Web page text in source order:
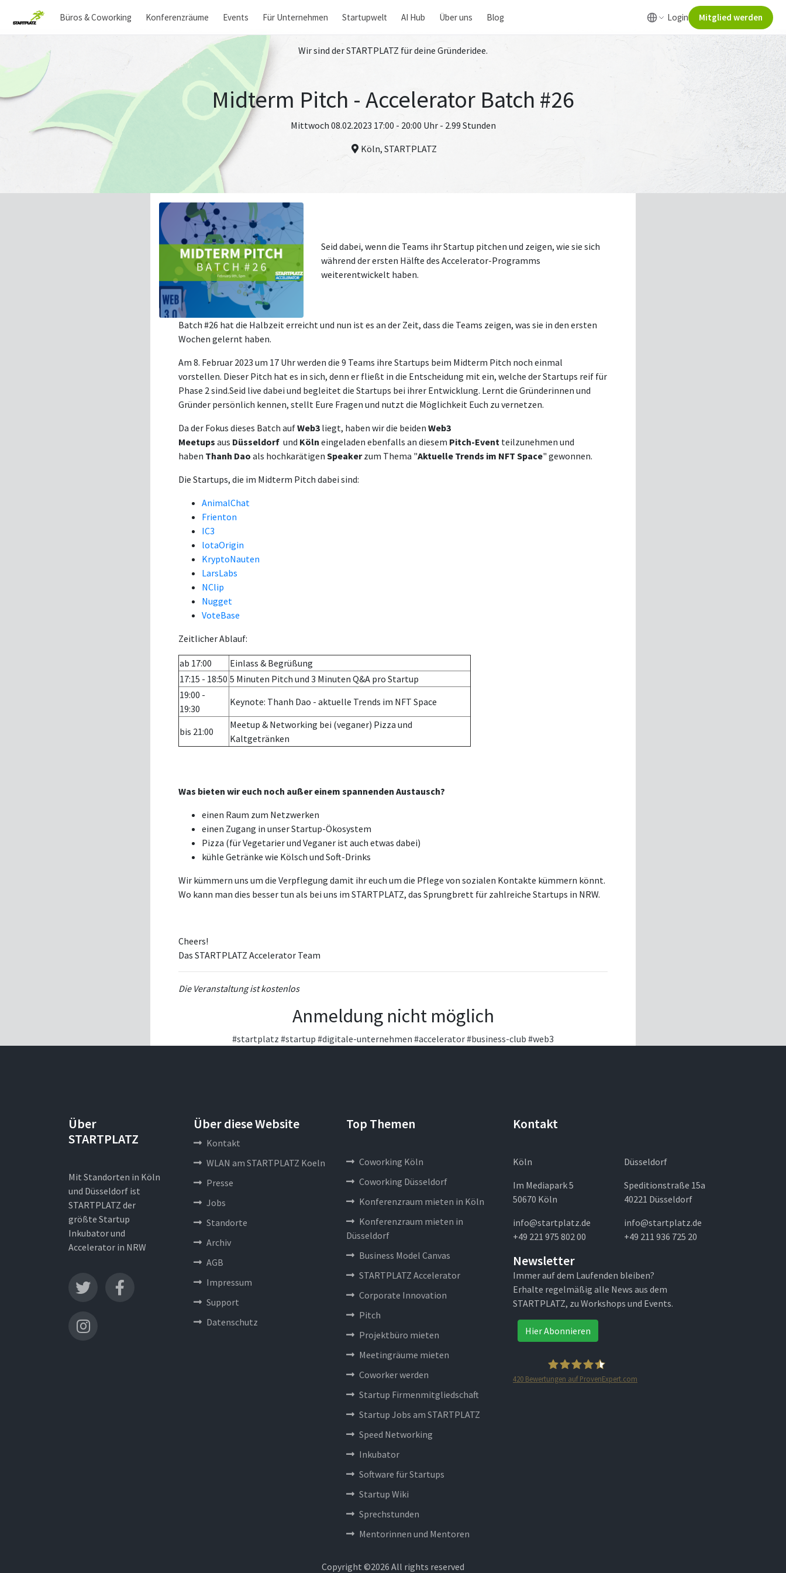
Büros & Coworking Konferenzräume Events Für Unternehmen Startupwelt AI Hub Über uns Blog Login Mitglied werden
Wir sind der STARTPLATZ für deine Gründeridee.
Midterm Pitch - Accelerator Batch #26
Mittwoch 08.02.2023 17:00 - 20:00 Uhr - 2.99 Stunden
Köln, STARTPLATZ
Seid dabei, wenn die Teams ihr Startup pitchen und zeigen, wie sie sich
während der ersten Hälfte des Accelerator-Programms
weiterentwickelt haben.
Batch #26 hat die Halbzeit erreicht und nun ist es an der Zeit, dass die Teams zeigen, was sie in den ersten
Wochen gelernt haben.
Am 8. Februar 2023 um 17 Uhr werden die 9 Teams ihre Startups beim Midterm Pitch noch einmal
vorstellen. Dieser Pitch hat es in sich, denn er fließt in die Entscheidung mit ein, welche der Startups reif für
Phase 2 sind.Seid live dabei und begleitet die Startups bei ihrer Entwicklung. Lernt die Gründerinnen und
Gründer persönlich kennen, stellt Eure Fragen und nutzt die Möglichkeit Euch zu vernetzen.
Da der Fokus dieses Batch aufWeb3 liegt, haben wir die beiden Web3
Meetups aus Düsseldorf und Köln eingeladen ebenfalls an diesem Pitch-Event teilzunehmen und
haben Thanh Dao als hochkarätigen Speakerzum Thema "Aktuelle Trends im NFT Space" gewonnen.
Die Startups, die im Midterm Pitch dabei sind:
AnimalChat
Frienton
IC3
lotaOrigin
KryptoNauten
LarsLabs
NClip
Nugget
VoteBase
Zeitlicher Ablauf:
ab 17:00
Einlass & Begrüßung
17:15 - 18:50 5 Minuten Pitch und 3 Minuten Q&A pro Startup
19:00 -
19:30
Keynote: Thanh Dao - aktuelle Trends im NFT Space
bis 21:00
Meetup & Networking bei (veganer) Pizza und
Kaltgetränken
Was bieten wir euch noch außer einem spannenden Austausch?
einen Raum zum Netzwerken
einen Zugang in unser Startup-Ökosystem
Pizza (für Vegetarier und Veganer ist auch etwas dabei)
kühle Getränke wie Kölsch und Soft-Drinks
Wir kümmern uns um die Verpflegung damit ihr euch um die Pflege von sozialen Kontakte kümmern könnt.
Wo kann man dies besser tun als bei uns im STARTPLATZ, das Sprungbrett für zahlreiche Startups in NRW.
Cheers!
Das STARTPLATZ Accelerator Team
Die Veranstaltung ist kostenlos
Anmeldung nicht möglich
#startplatz #startup #digitale-unternehmen #accelerator#business-club #web3
Über
STARTPLATZ
Mit Standorten in Köln
und Düsseldorf ist
STARTPLATZ der
größte Startup
Inkubator und
Accelerator in NRW
Über diese Website
Kontakt
WLAN am STARTPLATZ Koeln
Presse
Jobs
Standorte
Archiv
AGB
Impressum
Support
Datenschutz
Top Themen
Coworking Köln
Coworking Düsseldorf
Konferenzraum mieten in Köln
Konferenzraum mieten in
Düsseldorf
Business Model Canvas
STARTPLATZ Accelerator
Corporate Innovation
Pitch
Projektbüro mieten
Meetingräume mieten
Coworker werden
Startup Firmenmitgliedschaft
Startup Jobs am STARTPLATZ
Speed Networking
Inkubator
Software für Startups
Startup Wiki
Sprechstunden
Mentorinnen und Mentoren
Kontakt
Köln
Im Mediapark 5
50670 Köln
info@startplatz.de
+49 221 975 802 00
Düsseldorf
Speditionstraße 15a
40221 Düsseldorf
info@startplatz.de
+49 211 936 725 20
Newsletter
Immer auf dem Laufenden bleiben?
Erhalte regelmäßig alle News aus dem
STARTPLATZ, zu Workshops und Events.
Hier Abonnieren
420 Bewertungen auf ProvenExpert.com
Copyright ©2026 All rights reserved